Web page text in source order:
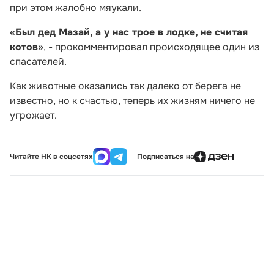
при этом жалобно мяукали.
«Был дед Мазай, а у нас трое в лодке, не считая
котов», - прокомментировал происходящее один из
спасателей.
Как животные оказались так далеко от берега не
известно, но к счастью, теперь их жизням ничего не
угрожает.
Читайте НК в соцсетях Подписаться на